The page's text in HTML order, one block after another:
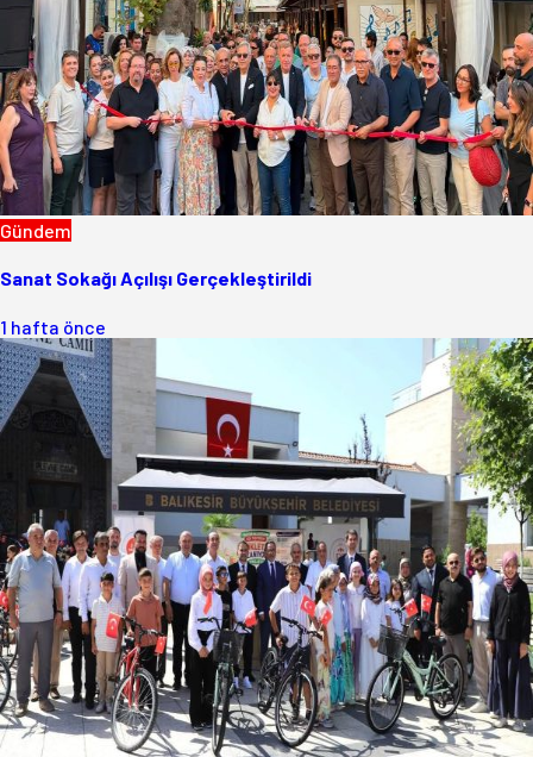
Gündem
Sanat Sokağı Açılışı Gerçekleştirildi
1 hafta önce